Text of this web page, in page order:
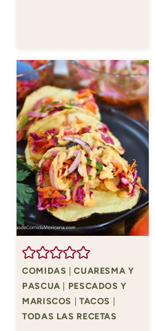
COMIDAS |CUARESMA Y
PASCUA
PESCADOS Y
MARISCOS
TACOS
TODAS LAS RECETAS